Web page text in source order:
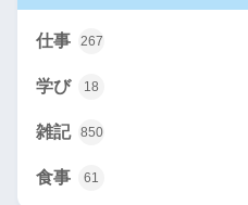
仕事 267
学び 18
雑記 850
食事 61